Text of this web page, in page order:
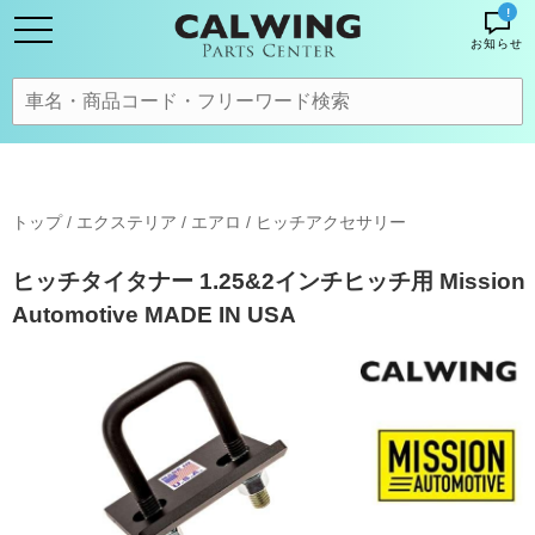
!
お知らせ
トップ/ エクステリア / エアロ / ヒッチアクセサリー
ヒッチタイタナー 1.25&2インチヒッチ用 Mission
Automotive MADE IN USA